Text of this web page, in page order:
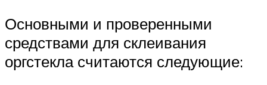
Основными и проверенными
средствами для склеивания
оргстекла считаются следующие: